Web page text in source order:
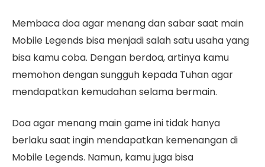
Membaca doa agar menang dan sabar saat main
Mobile Legends bisa menjadi salah satu usaha yang
bisa kamu coba. Dengan berdoa, artinya kamu
memohon dengan sungguh kepada Tuhan agar
mendapatkan kemudahan selama bermain.
Doa agar menang main game ini tidak hanya
berlaku saat ingin mendapatkan kemenangan di
Mobile Legends. Namun, kamu juga bisa